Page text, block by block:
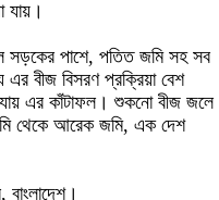
যায়।
সড়কের পাশে, পতিত জমি সহ সব
এর বীজ বিসরণ প্রক্রিয়া বেশ
এর কাঁটাফল। শুকনো বীজ জলে
থেকে আরেক জমি, এক দেশ
বাংলাদেশ।